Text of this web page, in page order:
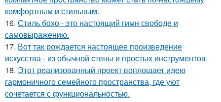
комфортным и стильным.
16. Стиль бохо - это настоящий гимн свободе и
самовыражению.
17. Вот так рождается настоящее произведение
искусства - из обычной стены и простых инструментов.
18. Этот реализованный проект воплощает идею
гармоничного семейного пространства, где уют
сочетается с функциональностью.